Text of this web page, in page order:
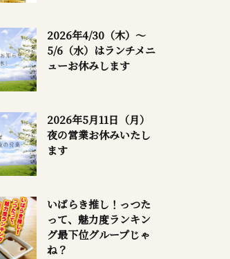
2026年4/30（木）～
5/6（水）はランチメニ
ューお休みします
2026年5月11日（月）
夜の営業お休みいたし
ます
いばらき推し！っつた
って、魅力度ランキン
グ最下位グループじゃ
ね？